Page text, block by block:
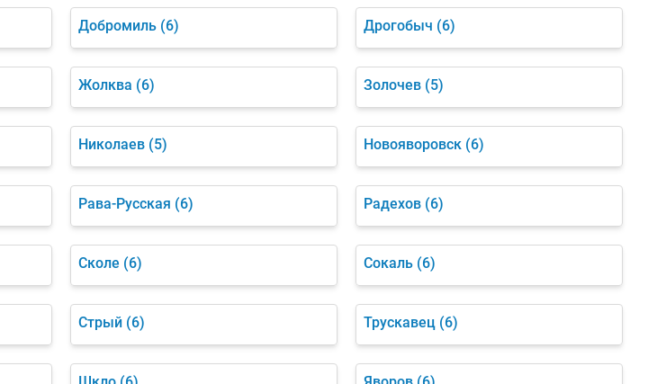
Добромиль (6) Дрогобыч (6)
Жолква (6) Золочев (5)
Николаев (5) Новояворовск (6)
Рава-Русская (6) Радехов (6)
Сколе (6) Сокаль (6)
Стрый (6) Трускавец (6)